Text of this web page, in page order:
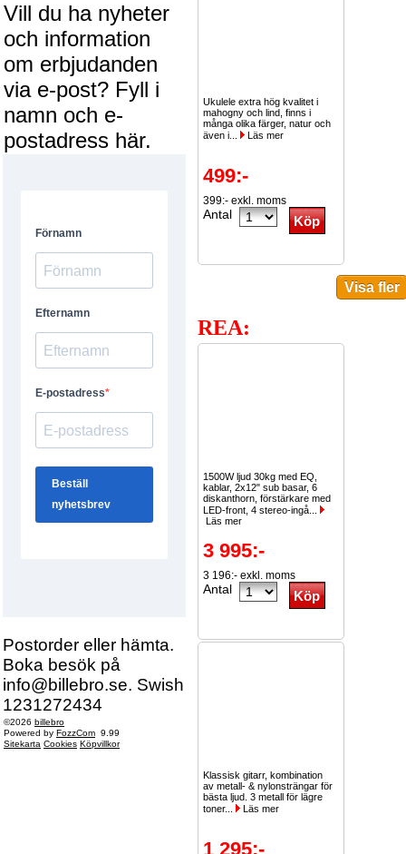
Vill du ha nyheter
och information
om erbjudanden
via e-post? Fyll i
namn och e-
postadress här.
Postorder eller hämta.
Boka besök på
info@billebro.se. Swish
1231272434
©2026 billebro
Powered by FozzCom 9.99
Sitekarta Cookies Köpvillkor
Ukulele extra hög kvalitet i
mahogny och lind, finns i
många olika färger, natur och
även i...
Läs mer
499:-
399:- exkl. moms
Antal
REA:
1500W ljud 30kg med EQ,
kablar, 2x12" sub basar, 6
diskanthorn, förstärkare med
LED-front, 4 stereo-ingå...
Läs mer
3 995:-
3 196:- exkl. moms
Antal
Klassisk gitarr, kombination
av metall- & nylonsträngar för
bästa ljud. 3 metall för lägre
toner...
Läs mer
1 295:-